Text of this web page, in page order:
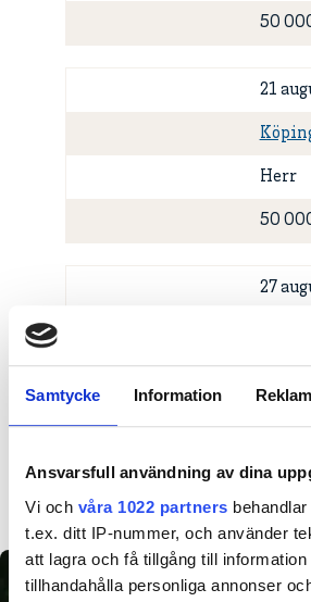
Samtycke Information
Ansvarsfull användning av dina
Vi och våra 1022 partners
t.ex. ditt IP-nummer, och använder
att lagra och få tillgång till
tillhandahålla personliga annonser
50
21
Herr
50
27
Herr